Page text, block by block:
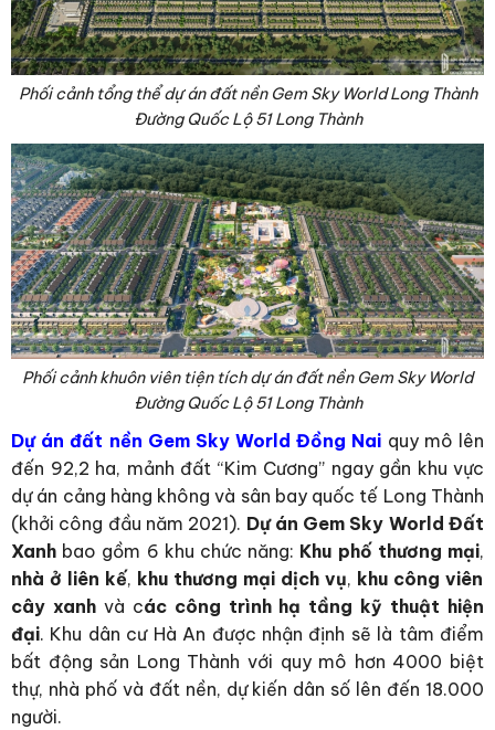
Phối cảnh tổng thể dự án đất nền Gem Sky World Long Thành
Đường Quốc Lộ 51 Long Thành
Phối cảnh khuôn viên tiện tích dự án đất nền Gem Sky World
Đường Quốc Lộ 51 Long Thành
Dự án đất nền Gem Sky World Đồng Nai quy mô lên
đến 92,2 ha, mảnh đất “Kim Cương” ngay gần khu vực
dự án cảng hàng không và sân bay quốc tế Long Thành
(khởi công đầu năm 2021). Dự án Gem Sky World Đất
Xanh bao gồm 6 khu chức năng: Khu phố thương mại,
nhà ở liên kế, khu thương mại dịch vụ, khu công viên
cây xanhvà các công trình hạ tầng kỹ thuật hiện
đại. Khu dân cư Hà An được nhận định sẽ là tâm điểm
bất động sản Long Thành với quy mô hơn 4000 biệt
thự, nhà phố và đất nền, dự kiến dân số lên đến 18.000
người.